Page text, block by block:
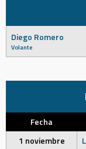
Diego Romero
Volante
Fecha
1 noviembre